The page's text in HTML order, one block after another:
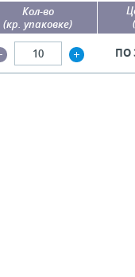
Кол-во
(кр. упаковке)
ПО